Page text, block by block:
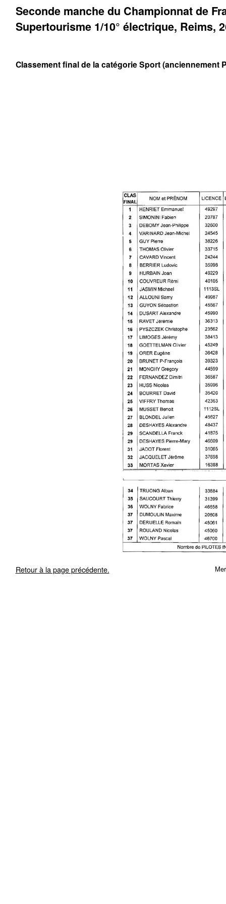
Seconde manche du Championnat de
Supertourisme 1/10° électrique, Reims,
Classement final de la catégorie Sport (anciennement
Retour à la page précédente.